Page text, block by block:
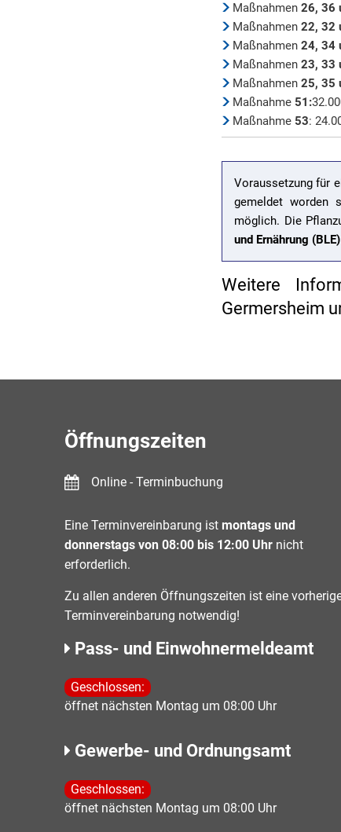
Maßnahmen 26, 36
Maßnahmen 22, 32
Maßnahmen 24, 34
Maßnahmen 23, 33
Maßnahmen 25, 35
Maßnahme 51:
Maßnahme 53:
Voraussetzung für
gemeldet worden
möglich. Die
und Ernährung (BLE)
Weitere
Germersheim
Öffnungszeiten
Online - Terminbuchung
Eine Terminvereinbarung ist montags und
donnerstags von 08:00 bis 12:00 Uhr nicht
erforderlich.
Zu allen anderen Öffnungszeiten ist eine
Terminvereinbarung notwendig!
Pass- und Einwohnermeldeamt
Klicken, um weitere Öffnungs- oder Schließzeiten
Geschlossen:
öffnet nächsten Montag um 08:00 Uhr
Gewerbe- und Ordnungsamt
Klicken, um weitere Öffnungs- oder Schließzeiten
Geschlossen:
öffnet nächsten Montag um 08:00 Uhr